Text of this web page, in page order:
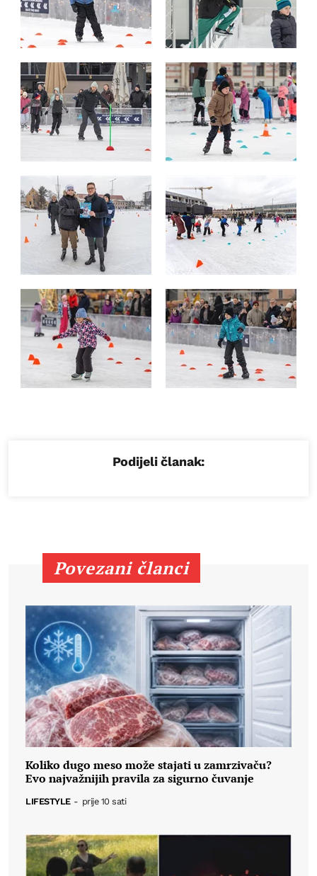
Podijeli članak:
Povezani članci
Koliko dugo meso može stajati u zamrzivaču?
Evo najvažnijih pravila za sigurno čuvanje
LIFESTYLE - prije 10 sati